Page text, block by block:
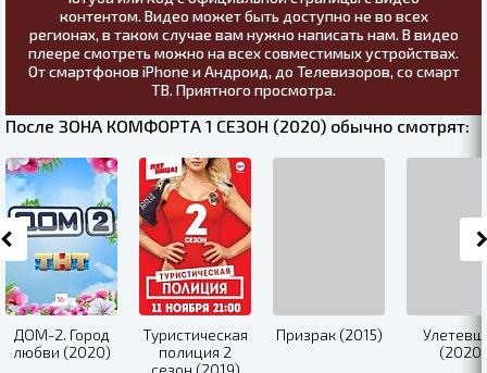
контентом. Видео может быть доступно не во всех
регионах, в таком случае вам нужно написать нам. В видео
плеере смотреть можно на всех совместимых устройствах.
От смартфонов iPhone и Андроид, до Телевизоров, со смарт
ТВ. Приятного просмотра.
После ЗОНА КОМФОРТА 1 СЕЗОН (2020) обычно смотрят:
ДОМ-2. Город
любви (2020)
Туристическая
полиция 2
Призрак (2015)
(2020)